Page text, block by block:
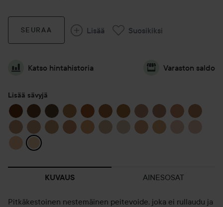
SEURAA Lisää Suosikiksi
Katso hintahistoria Varaston saldo
Lisää sävyjä
KUVAUS AINESOSAT
Pitkäkestoinen nestemäinen peitevoide, joka ei rullaudu ja